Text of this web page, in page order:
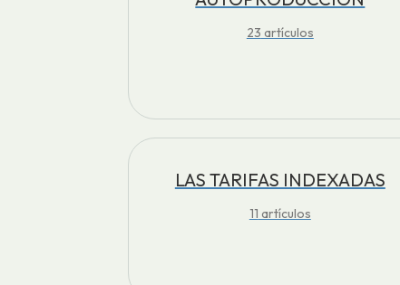
23 artículos
LAS TARIFAS INDEXADAS
11 artículos